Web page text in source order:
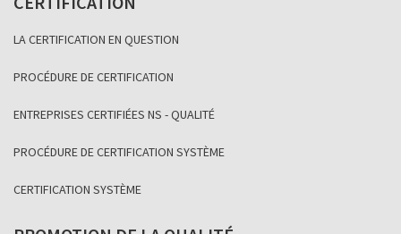
LA CERTIFICATION EN QUESTION
PROCÉDURE DE CERTIFICATION
ENTREPRISES CERTIFIÉES NS - QUALITÉ
PROCÉDURE DE CERTIFICATION SYSTÈME
CERTIFICATION SYSTÈME